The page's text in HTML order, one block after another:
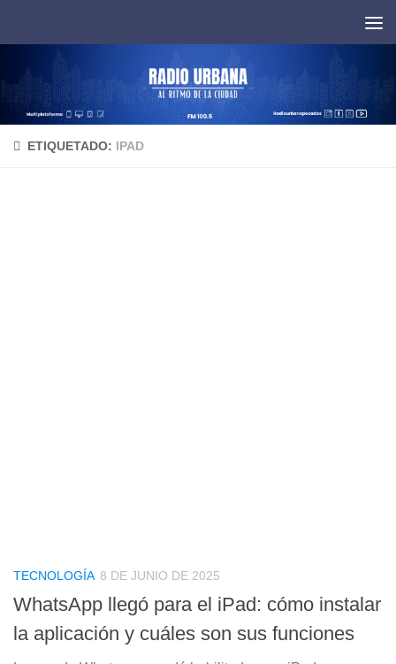
ETIQUETADO: IPAD
TECNOLOGÍA 8 DE JUNIO DE 2025
WhatsApp llegó para el iPad: cómo instalar
la aplicación y cuáles son sus funciones